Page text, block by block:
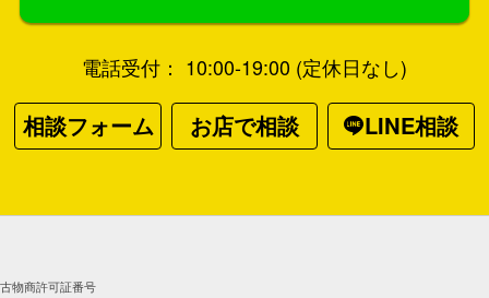
電話受付： 10:00-19:00 (定休日なし)
相談フォーム お店で相談 LINE相談
古物商許可証番号